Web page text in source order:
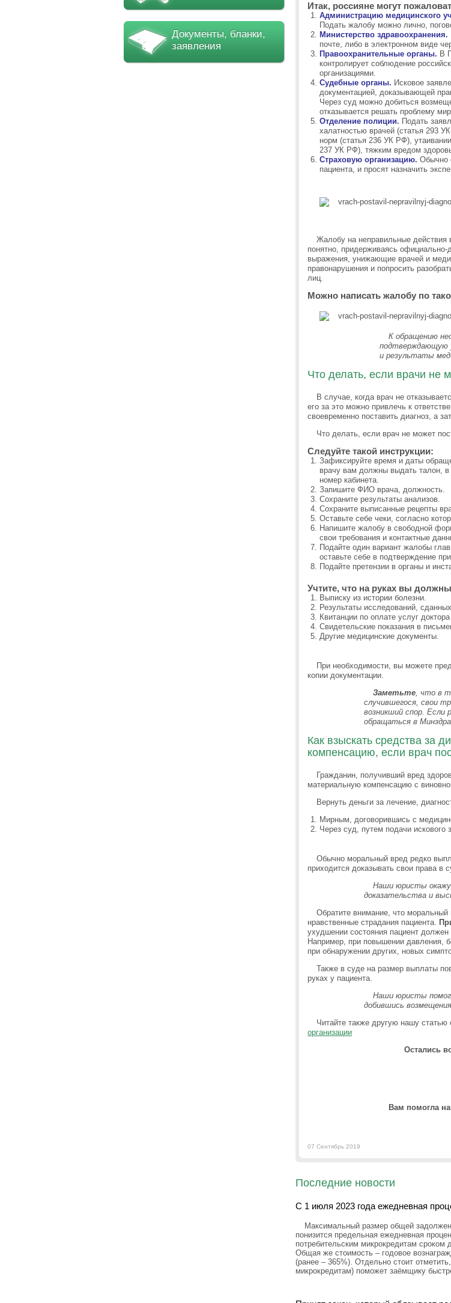
Документы, бланки,
заявления
Итак, россияне могут
Администрацию медицинского
Подать жалобу можно лично,
Министерство здравоохранения.
почте, либо в электронном виде
Правоохранительные органы. В
контролирует соблюдение
организациями.
Судебные органы. Исковое
документацией, доказывающей
Через суд можно добиться
отказывается решать проблему
Отделение полиции. Подать
халатностью врачей (статья 293
норм (статья 236 УК РФ),
237 УК РФ), тяжким вредом
Страховую организацию. Обычно
пациента, и просят назначить
Жалобу на неправильные действия
понятно, придерживаясь официально-
выражения, унижающие врачей и
правонарушения и попросить
лиц.
Можно написать жалобу по
К обращению
подтверждающую
и результаты
Что делать, если врачи не
В случае, когда врач не
его за это можно привлечь к
своевременно поставить диагноз, а
Что делать, если врач не может
Следуйте такой инструкции:
Зафиксируйте время и даты
врачу вам должны выдать талон, в
номер кабинета.
Запишите ФИО врача, должность.
Сохраните результаты анализов.
Сохраните выписанные рецепты
Оставьте себе чеки, согласно
Напишите жалобу в свободной
свои требования и контактные
Подайте один вариант жалобы
оставьте себе в подтверждение
Подайте претензии в органы и
Учтите, что на руках вы
Выписку из истории болезни.
Результаты исследований,
Квитанции по оплате услуг
Свидетельские показания в
Другие медицинские документы.
При необходимости, вы можете
копии документации.
Заметьте, что в
случившегося, свои
возникший спор. Если
обращаться в
Как взыскать средства за
компенсацию, если врач
Гражданин, получивший вред
материальную компенсацию с
Вернуть деньги за лечение,
Мирным, договорившись с
Через суд, путем подачи искового
Обычно моральный вред редко
приходится доказывать свои права в
Наши юристы
доказательства и
Обратите внимание, что
нравственные страдания пациента.
ухудшении состояния пациент
Например, при повышении давления,
при обнаружении других, новых
Также в суде на размер выплаты
руках у пациента.
Наши юристы
добившись
Читайте также другую нашу статью
организации
Остались
Вам помогла
07 Сентябрь 2019
Последние новости
С 1 июля 2023 года ежедневная
Максимальный размер общей
понизится предельная ежедневная
потребительским микрокредитам
Общая же стоимость – годовое
(ранее – 365%). Отдельно стоит
микрокредитам) поможет заёмщику